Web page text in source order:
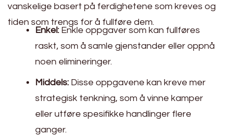
vanskelige basert på ferdighetene som kreves og
tiden som trengs for å fullføre dem.
Enkel: Enkle oppgaver som kan fullføres
raskt, som å samle gjenstander eller oppnå
noen elimineringer.
Middels: Disse oppgavene kan kreve mer
strategisk tenkning, som å vinne kamper
eller utføre spesifikke handlinger flere
ganger.